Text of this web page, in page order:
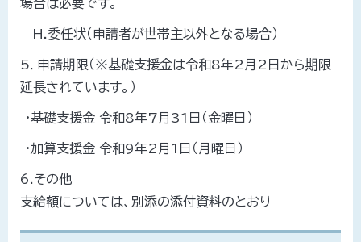
場合は必要です。
H.委任状（申請者が世帯主以外となる場合）
5．申請期限（※基礎支援金は令和8年2月2日から期限
延長されています。）
・基礎支援金 令和8年7月31日（金曜日）
・加算支援金 令和9年2月1日（月曜日）
6.その他
支給額については、別添の添付資料のとおり